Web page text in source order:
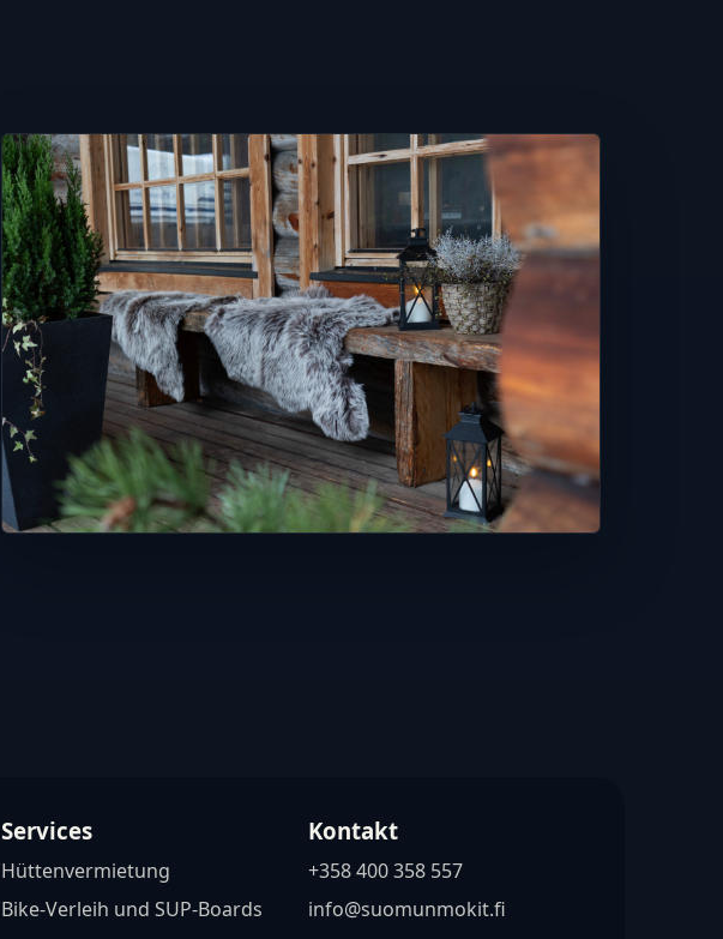
Services
Hüttenvermietung
Bike-Verleih und SUP-Boards
Kontakt
+358 400 358 557
info@suomunmokit.fi